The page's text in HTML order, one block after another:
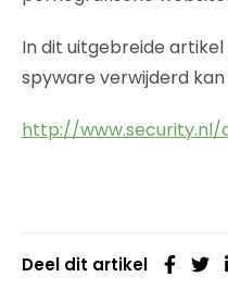
In dit uitgebreide
spyware verwijderd
http://www.security.nl/
Deel dit artikel